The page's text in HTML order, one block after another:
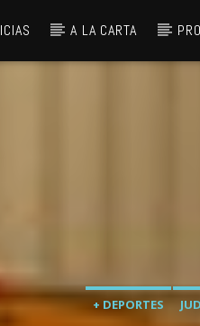
A LA CARTA
+ DEPORTES